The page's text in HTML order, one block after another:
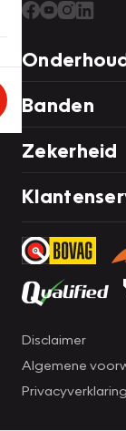
Banden
Zekerheid
Disclaimer
Algemene
Privacyverklaring